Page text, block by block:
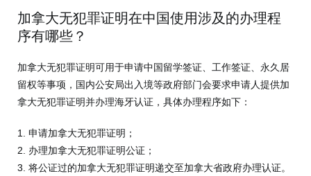
加拿大无犯罪证明在中国使用涉及的办理程
序有哪些？
加拿大无犯罪证明可用于申请中国留学签证、工作签证、永久居
留权等事项，国内公安局出入境等政府部门会要求申请人提供加
拿大无犯罪证明并办理海牙认证，具体办理程序如下：
1. 申请加拿大无犯罪证明；
2. 办理加拿大无犯罪证明公证；
3. 将公证过的加拿大无犯罪证明递交至加拿大省政府办理认证。